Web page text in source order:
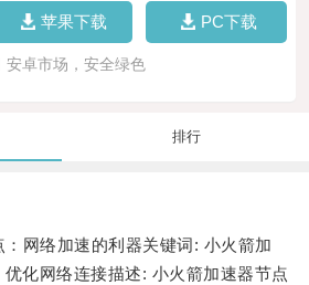
苹果下载 PC下载
安卓市场，安全绿色
排行
网络加速的利器关键词: 小火箭加
化网络连接描述: 小火箭加速器节点